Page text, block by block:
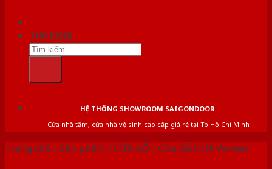
Tìm kiếm:
HỆ THỐNG SHOWROOM SAIGONDOOR
Cửa nhà tắm, cửa nhà vệ sinh cao cấp giá rẻ tại Tp Hồ Chí Minh
Trang chủ /Sản phẩm /CỬA GỖ /Cửa Gỗ HDF Veneer